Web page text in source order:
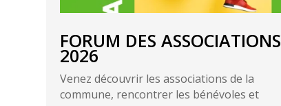
FORUM DES ASSOCIATIONS
2026
Venez découvrir les associations de la
commune, rencontrer les bénévoles et